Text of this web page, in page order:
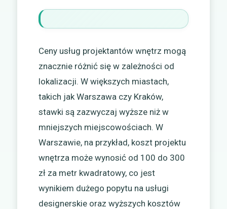
Ceny usług projektantów wnętrz mogą
znacznie różnić się w zależności od
lokalizacji. W większych miastach,
takich jak Warszawa czy Kraków,
stawki są zazwyczaj wyższe niż w
mniejszych miejscowościach. W
Warszawie, na przykład, koszt projektu
wnętrza może wynosić od 100 do 300
zł za metr kwadratowy, co jest
wynikiem dużego popytu na usługi
designerskie oraz wyższych kosztów